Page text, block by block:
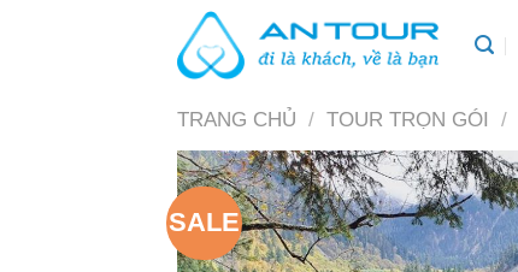
TRANG CHỦ / TOUR TRỌN GÓI /
SALE